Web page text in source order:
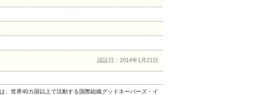
認証日：2014年1月21日
、世界40カ国以上で活動する国際組織グッドネーバーズ・イ